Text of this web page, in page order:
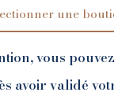
vous
avoir validé